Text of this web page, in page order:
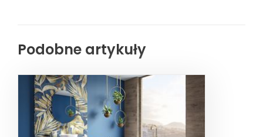
Podobne artykuły